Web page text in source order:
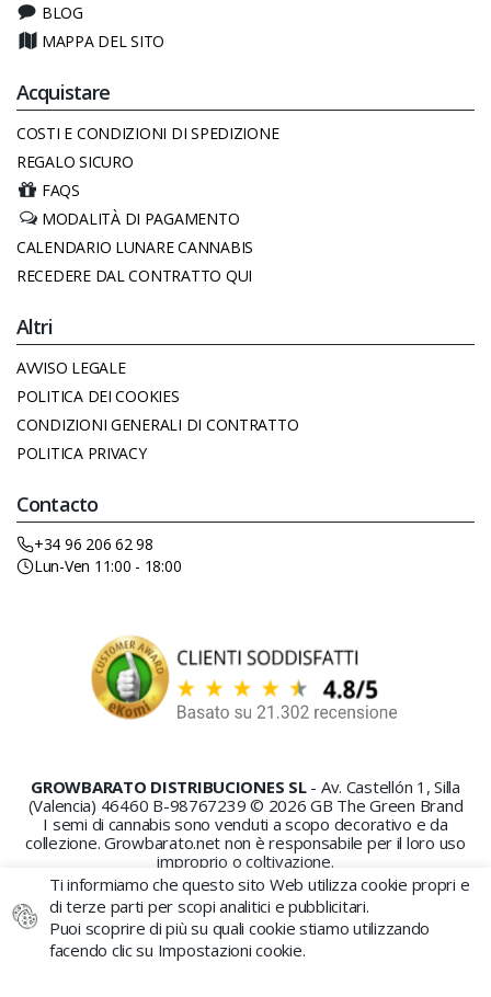
BLOG
MAPPA DEL SITO
Acquistare
COSTI E CONDIZIONI DI SPEDIZIONE
REGALO SICURO
FAQS
MODALITÀ DI PAGAMENTO
CALENDARIO LUNARE CANNABIS
RECEDERE DAL CONTRATTO QUI
Altri
AVVISO LEGALE
POLITICA DEI COOKIES
CONDIZIONI GENERALI DI CONTRATTO
POLITICA PRIVACY
Contacto
+34 96 206 62 98
Lun-Ven 11:00 - 18:00
GROWBARATO DISTRIBUCIONES SL - Av. Castellón 1, Silla
(Valencia) 46460 B-98767239 © 2026 GB The Green Brand
I semi di cannabis sono venduti a scopo decorativo e da
collezione. Growbarato.net non è responsabile per il loro uso
improprio o coltivazione.
Ti informiamo che questo sito Web utilizza cookie propri e
di terze parti per scopi analitici e pubblicitari.
Puoi scoprire di più su quali cookie stiamo utilizzando
facendo clic su Impostazioni cookie.